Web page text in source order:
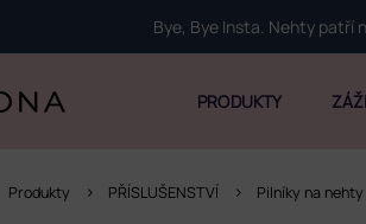
Bye, Bye Insta. Nehty patří
PRODUKTY
Produkty PŘÍSLUŠENSTVÍ Pilníky na nehty